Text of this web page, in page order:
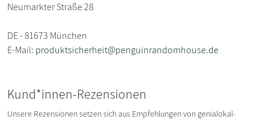
Neumarkter Straße 28
DE - 81673 München
E-Mail: produktsicherheit@penguinrandomhouse.de
Kund*innen-Rezensionen
Unsere Rezensionen setzen sich aus Empfehlungen von genialokal-